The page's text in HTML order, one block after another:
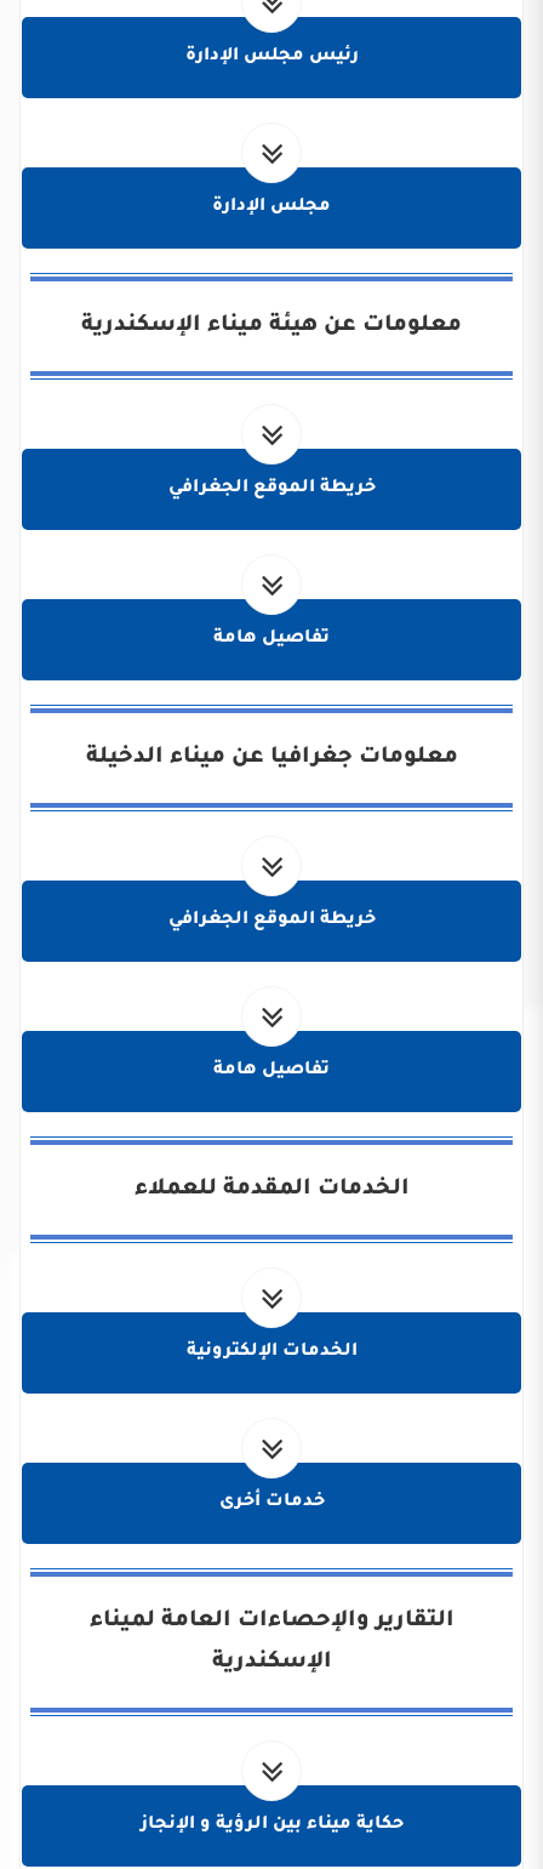
رئيس مجلس الإدارة
مجلس الإدارة
معلومات عن هيئة ميناء الإسكندرية
خريطة الموقع الجغرافي
تفاصيل هامة
معلومات جغرافيا عن ميناء الدخيلة
خريطة الموقع الجغرافي
تفاصيل هامة
الخدمات المقدمة للعملاء
الخدمات الإلكترونية
خدمات أخرى
التقارير والإحصاءات العامة لميناء
الإسكندرية
حكاية ميناء بين الرؤية و الإنجاز